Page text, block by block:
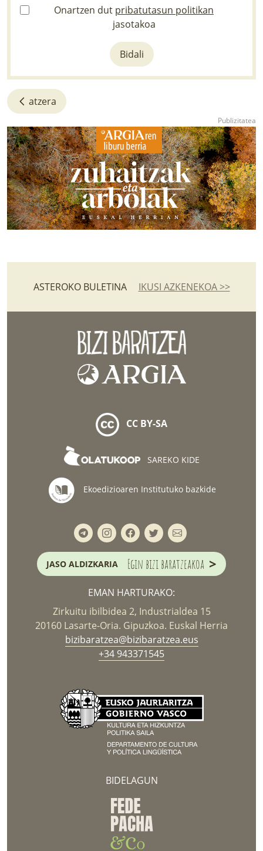
Onartzen dut pribatutasun politikan
jasotakoa
Bidali
atzera
ASTEROKO BULETINA IKUSI AZKENEKOA >>
CC BY-SA
SAREKO KIDE
Ekoedizioaren Institutuko bazkide
JASO ALDIZKARIA Egin bizi baratzeakoa >
EMAN HARTURAKO:
Zirkuitu ibilbidea 2, Industrialdea 15
20160 Lasarte-Oria. Gipuzkoa. Euskal Herria
bizibaratzea@bizibaratzea.eus
+34 943371545
BIDELAGUN